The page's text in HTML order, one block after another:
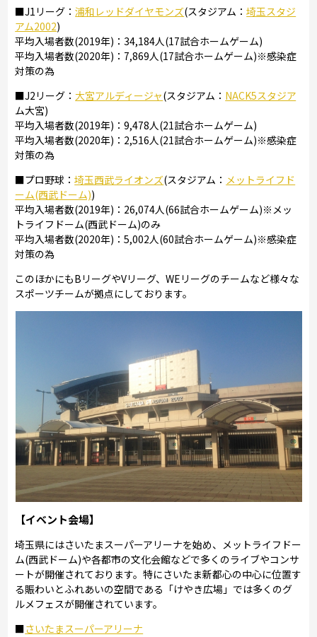
■J1リーグ：浦和レッドダイヤモンズ(スタジアム：埼玉スタジ
アム2002)
平均入場者数(2019年)：34,184人(17試合ホームゲーム)
平均入場者数(2020年)：7,869人(17試合ホームゲーム)※感染症
対策の為
■J2リーグ：大宮アルディージャ(スタジアム： NACK5スタジア
ム大宮)
平均入場者数(2019年)：9,478人(21試合ホームゲーム)
平均入場者数(2020年)：2,516人(21試合ホームゲーム)※感染症
対策の為
■プロ野球：埼玉西武ライオンズ(スタジアム： メットライフド
ーム(西武ドーム))
平均入場者数(2019年)：26,074人(66試合ホームゲーム)※メッ
トライフドーム(西武ドーム)のみ
平均入場者数(2020年)：5,002人(60試合ホームゲーム)※感染症
対策の為
このほかにもBリーグやVリーグ、WEリーグのチームなど様々な
スポーツチームが拠点にしております。
【イベント会場】
埼玉県にはさいたまスーパーアリーナを始め、メットライフドー
ム(西武ドーム)や各都市の文化会館などで多くのライブやコンサ
ートが開催されております。特にさいたま新都心の中心に位置す
る賑わいとふれあいの空間である「けやき広場」では多くのグ
ルメフェスが開催されています。
■さいたまスーパーアリーナ